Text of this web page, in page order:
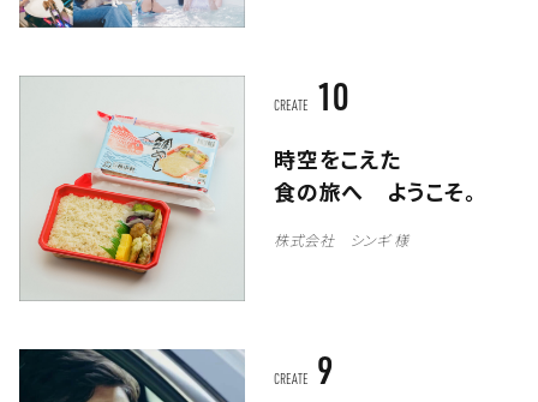
CREATE 10
株式会社 シンギ 様
時空をこえた
食の旅へ ようこそ。
CREATE 9